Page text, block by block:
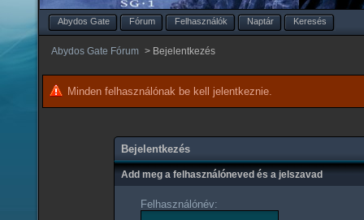
Abydos Gate Fórum Felhasználók Naptár Keresés
Abydos Gate Fórum > Bejelentkezés
Minden felhasználónak be kell jelentkeznie.
Bejelentkezés
Add meg a felhasználóneved és a jelszavad
Felhasználónév: